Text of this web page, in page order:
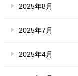
2025年8月
2025年7月
2025年4月